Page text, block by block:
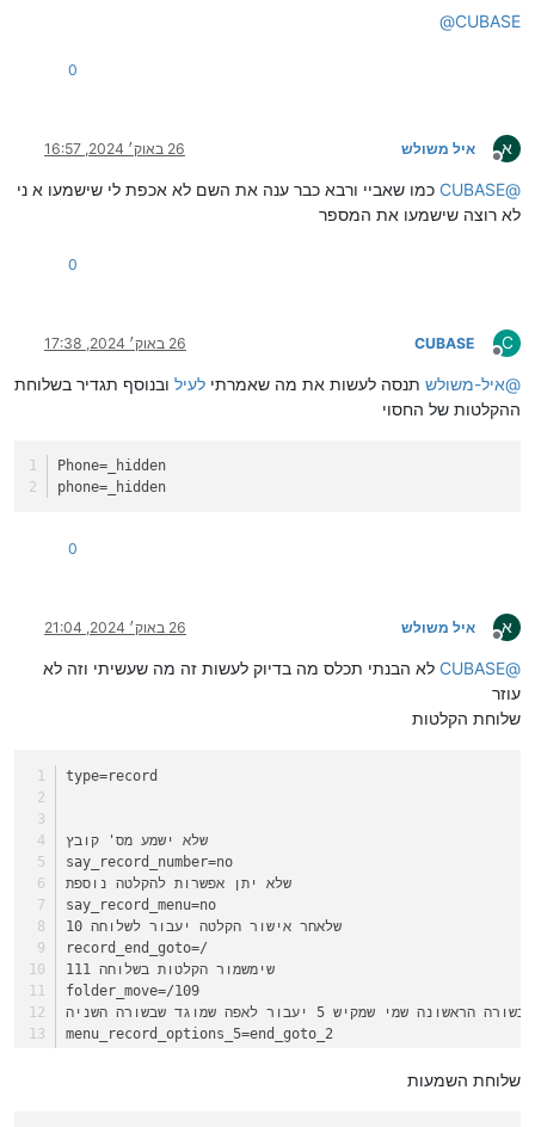
@CUBASE
0
א
מנותק
איל משולש 26 באוק׳ 2024, 16:57
@
CUBASE כמו שאביי ורבא כבר ענה את השם לא אכפת לי שישמעו א ני
לא רוצה שישמעו את המספר
0
C
מנותק
CUBASE 26 באוק׳ 2024, 17:38
@איל-משולש תנסה לעשות את מה שאמרתי לעיל ובנוסף תגדיר בשלוחת
ההקלטות של החסוי
Phone=_hidden
phone=_hidden
0
א
מנותק
איל משולש 26 באוק׳ 2024, 21:04
@
CUBASE לא הבנתי תכלס מה בדיוק לעשות זה מה שעשיתי וזה לא
עוזר
שלוחת הקלטות
type=record
שלא ישמע מס' קובץ
say_record_number=no
שלא יתן אפשרות להקלטה נוספת
say_record_menu=no
שלאחר אישור הקלטה יעבור לשלוחה 10
record_end_goto=/
שימשמור הקלטות בשלוחה 111
folder_move=/109
בשורה הראשונה שמי שמקיש 5 יעבור לאפה שמוגד שבשורה השניה
menu_record_options_5=end_goto_2
שלוחת השמעות